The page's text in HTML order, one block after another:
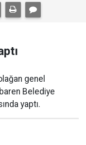
genel
Belediye
yaptı.